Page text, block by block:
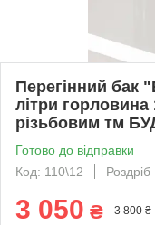
Перегінний бак
літри
різьбовим тм
Готово до відправки
Код: 110\12
Роздріб
3 050 ₴ 3 800 ₴